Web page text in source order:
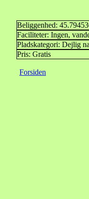
Beliggenhed:
Faciliteter: Ingen,
Pladskategori: Dejlig
Pris: Gratis
Forsiden